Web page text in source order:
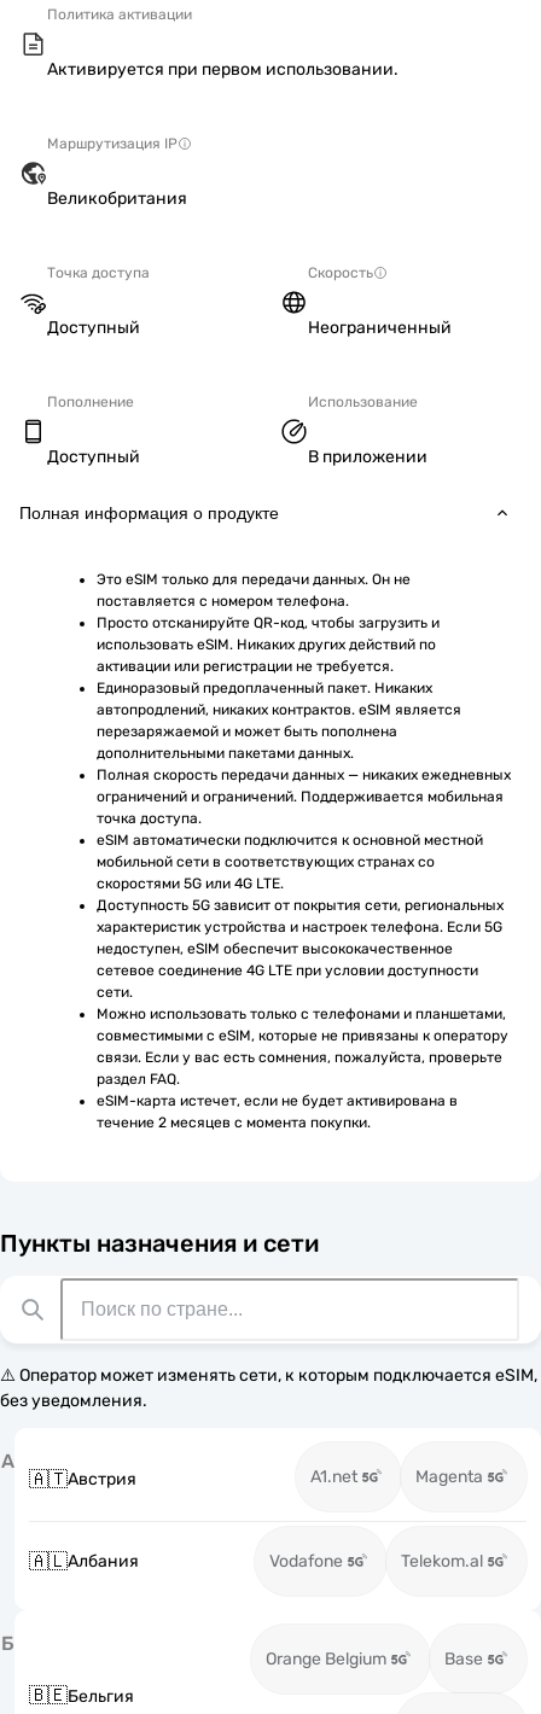
Политика активации
Активируется при первом использовании.
Маршрутизация IP
Великобритания
Точка доступа
Доступный
Скорость
Неограниченный
Пополнение
Доступный
Использование
В приложении
Полная информация о продукте
Это eSIM только для передачи данных. Он не
поставляется с номером телефона.
Просто отсканируйте QR-код, чтобы загрузить и
использовать eSIM. Никаких других действий по
активации или регистрации не требуется.
Единоразовый предоплаченный пакет. Никаких
автопродлений, никаких контрактов. eSIM является
перезаряжаемой и может быть пополнена
дополнительными пакетами данных.
Полная скорость передачи данных — никаких ежедневных
ограничений и ограничений. Поддерживается мобильная
точка доступа.
eSIM автоматически подключится к основной местной
мобильной сети в соответствующих странах со
скоростями 5G или 4G LTE.
Доступность 5G зависит от покрытия сети, региональных
характеристик устройства и настроек телефона. Если 5G
недоступен, eSIM обеспечит высококачественное
сетевое соединение 4G LTE при условии доступности
сети.
Можно использовать только с телефонами и планшетами,
совместимыми с eSIM, которые не привязаны к оператору
связи. Если у вас есть сомнения, пожалуйста, проверьте
раздел FAQ.
eSIM-карта истечет, если не будет активирована в
течение 2 месяцев с момента покупки.
Пункты назначения и сети
⚠️ Оператор может изменять сети, к которым подключается eSIM,
без уведомления.
А
🇦🇹Австрия A1.net Magenta
🇦🇱Албания Vodafone Telekom.al
Б
🇧🇪Бельгия
Orange Belgium Base